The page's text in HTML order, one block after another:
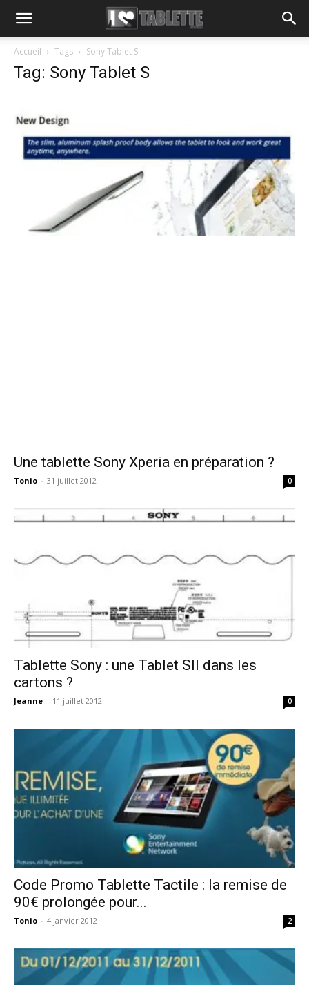
Accueil Tags Sony Tablet S
Tag: Sony Tablet S
Une tablette Sony Xperia en préparation ?
Tonio - 31 juillet 2012 0
Tablette Sony : une Tablet SII dans les
cartons ?
Jeanne - 11 juillet 2012 0
Code Promo Tablette Tactile : la remise de
90€ prolongée pour...
Tonio - 4 janvier 2012 2